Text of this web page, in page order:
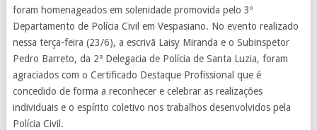
foram homenageados em solenidade promovida pelo 3º
Departamento de Polícia Civil em Vespasiano. No evento realizado
nessa terça-feira (23/6), a escrivã Laisy Miranda e o Subinspetor
Pedro Barreto, da 2ª Delegacia de Polícia de Santa Luzia, foram
agraciados com o Certificado Destaque Profissional que é
concedido de forma a reconhecer e celebrar as realizações
individuais e o espírito coletivo nos trabalhos desenvolvidos pela
Polícia Civil.